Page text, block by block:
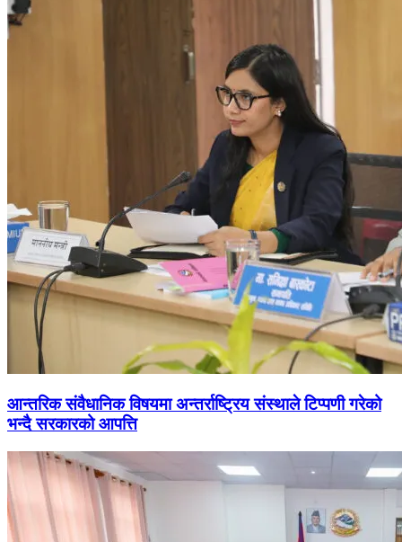
आन्तरिक संवैधानिक विषयमा अन्तर्राष्ट्रिय संस्थाले टिप्पणी गरेको
भन्दै सरकारको आपत्ति